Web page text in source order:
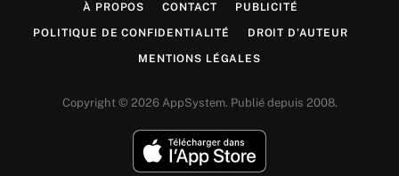
À PROPOS CONTACT PUBLICITÉ
POLITIQUE DE CONFIDENTIALITÉ DROIT D’AUTEUR
MENTIONS LÉGALES
Copyright © 2026 AppSystem. Publié depuis 2008.